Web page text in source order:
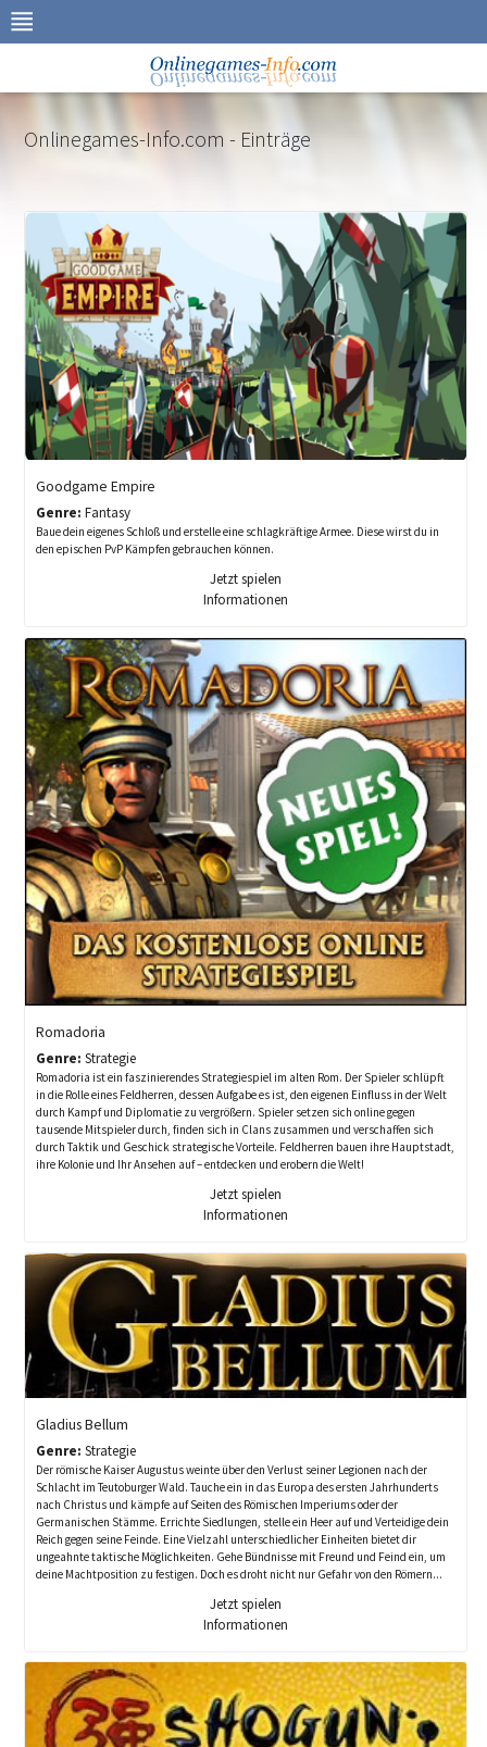
Zur
Navigation
Inhalt
Onlinegames-Info.com - Einträge
Goodgame Empire
Genre: Fantasy
Baue dein eigenes Schloß und erstelle eine schlagkräftige Armee. Diese wirst du in
den epischen PvP Kämpfen gebrauchen können.
Jetzt spielen
Informationen
Romadoria
Genre: Strategie
Romadoria ist ein faszinierendes Strategiespiel im alten Rom. Der Spieler schlüpft
in die Rolle eines Feldherren, dessen Aufgabe es ist, den eigenen Einfluss in der Welt
durch Kampf und Diplomatie zu vergrößern. Spieler setzen sich online gegen
tausende Mitspieler durch, finden sich in Clans zusammen und verschaffen sich
durch Taktik und Geschick strategische Vorteile. Feldherren bauen ihre Hauptstadt,
ihre Kolonie und Ihr Ansehen auf – entdecken und erobern die Welt!
Jetzt spielen
Informationen
Gladius Bellum
Genre: Strategie
Der römische Kaiser Augustus weinte über den Verlust seiner Legionen nach der
Schlacht im Teutoburger Wald. Tauche ein in das Europa des ersten Jahrhunderts
nach Christus und kämpfe auf Seiten des Römischen Imperiums oder der
Germanischen Stämme. Errichte Siedlungen, stelle ein Heer auf und Verteidige dein
Reich gegen seine Feinde. Eine Vielzahl unterschiedlicher Einheiten bietet dir
ungeahnte taktische Möglichkeiten. Gehe Bündnisse mit Freund und Feind ein, um
deine Machtposition zu festigen. Doch es droht nicht nur Gefahr von den Römern...
Jetzt spielen
Informationen